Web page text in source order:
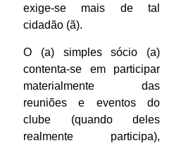
exige-se mais de tal
cidadão (ã).
O (a) simples sócio (a)
contenta-se em participar
materialmente das
reuniões e eventos do
clube (quando deles
realmente participa),